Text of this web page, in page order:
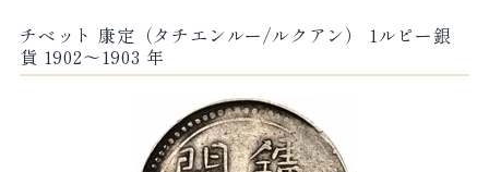
チベット 康定（タチエンルー/ルクアン） 1ルピー銀
貨 1902～1903 年